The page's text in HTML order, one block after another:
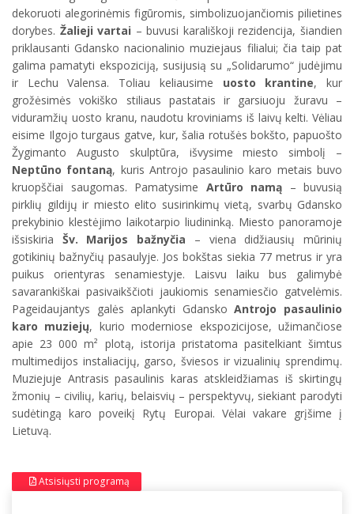
dekoruoti alegorinėmis figūromis, simbolizuojančiomis pilietines
dorybes. Žalieji vartai – buvusi karališkoji rezidencija, šiandien
priklausanti Gdansko nacionalinio muziejaus filialui; čia taip pat
galima pamatyti ekspoziciją, susijusią su „Solidarumo“ judėjimu
ir Lechu Valensa. Toliau keliausime uosto krantine, kur
grožėsimės vokiško stiliaus pastatais ir garsiuoju žuravu –
viduramžių uosto kranu, naudotu kroviniams iš laivų kelti. Vėliau
eisime Ilgojo turgaus gatve, kur, šalia rotušės bokšto, papuošto
Žygimanto Augusto skulptūra, išvysime miesto simbolį –
Neptūno fontaną, kuris Antrojo pasaulinio karo metais buvo
kruopščiai saugomas. Pamatysime Artūro namą – buvusią
pirklių gildijų ir miesto elito susirinkimų vietą, svarbų Gdansko
prekybinio klestėjimo laikotarpio liudininką. Miesto panoramoje
išsiskiria Šv. Marijos bažnyčia – viena didžiausių mūrinių
gotikinių bažnyčių pasaulyje. Jos bokštas siekia 77 metrus ir yra
puikus orientyras senamiestyje. Laisvu laiku bus galimybė
savarankiškai pasivaikščioti jaukiomis senamiesčio gatvelėmis.
Pageidaujantys galės aplankyti GdanskoAntrojo pasaulinio
karo muziejų, kurio moderniose ekspozicijose, užimančiose
apie 23 000 m² plotą, istorija pristatoma pasitelkiant šimtus
multimedijos instaliacijų, garso, šviesos ir vizualinių sprendimų.
Muziejuje Antrasis pasaulinis karas atskleidžiamas iš skirtingų
žmonių – civilių, karių, belaisvių – perspektyvų, siekiant parodyti
sudėtingą karo poveikį Rytų Europai. Vėlai vakare grįšime į
Lietuvą.
Atsisiųsti programą